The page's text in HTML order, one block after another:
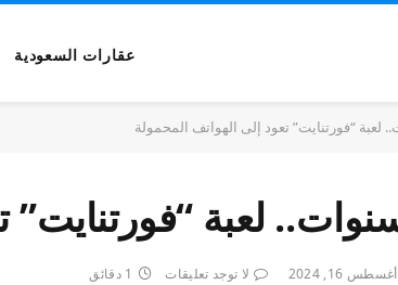
عقارات السعودية
أغسطس 16, 2024 لا توجد تعليقات 1 دقائق